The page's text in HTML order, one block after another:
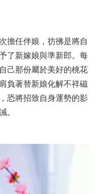
擔任伴娘，彷彿是將自
了新嫁娘與準新郎。每
己那份屬於美好的桃花
負著替新娘化解不祥磁
恐將招致自身運勢的影
。